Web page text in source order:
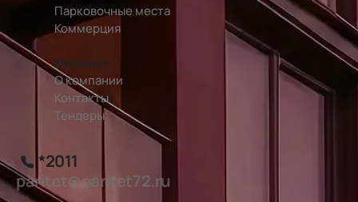
Парковочные места
Коммерция
Компания
О компании
Контакты
Тендеры
*2011
paritet@paritet72.ru